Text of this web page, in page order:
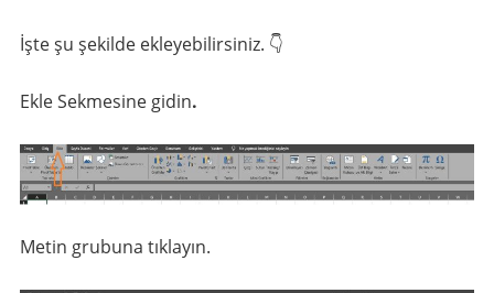
İşte şu şekilde ekleyebilirsiniz. 👇
Ekle Sekmesine gidin.
Metin grubuna tıklayın.